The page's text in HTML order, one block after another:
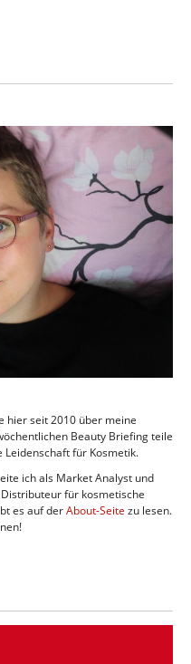
hier seit 2010 über meine
Beauty Briefing teile
Leidenschaft für Kosmetik.
ich als Market Analyst und
für kosmetische
es auf derAbout-Seite zu lesen.